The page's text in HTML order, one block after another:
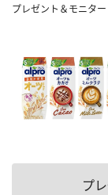
プレゼント＆モニター
プ